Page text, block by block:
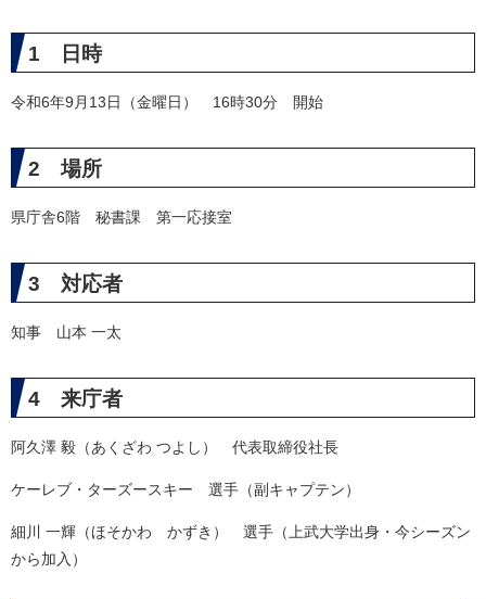
1 日時
令和6年9月13日（金曜日） 16時30分 開始
2 場所
県庁舎6階 秘書課 第一応接室
3 対応者
知事 山本 一太
4 来庁者
阿久澤 毅（あくざわ つよし） 代表取締役社長
ケーレブ・ターズースキー 選手（副キャプテン）
細川 一輝（ほそかわ かずき） 選手（上武大学出身・今シーズン
から加入）